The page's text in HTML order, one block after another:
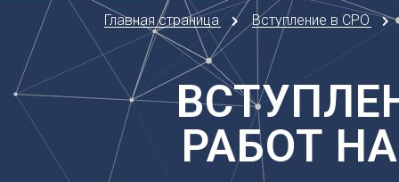
Б
В
Главная страница Вступление в СРО
РАБОТ